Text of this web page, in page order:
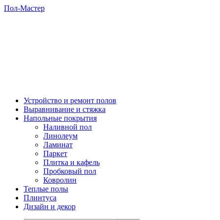
Пол-Мастер
Устройство и ремонт полов
Выравнивание и стяжка
Напольные покрытия
Наливной пол
Линолеум
Ламинат
Паркет
Плитка и кафель
Пробковый пол
Ковролин
Теплые полы
Плинтуса
Дизайн и декор